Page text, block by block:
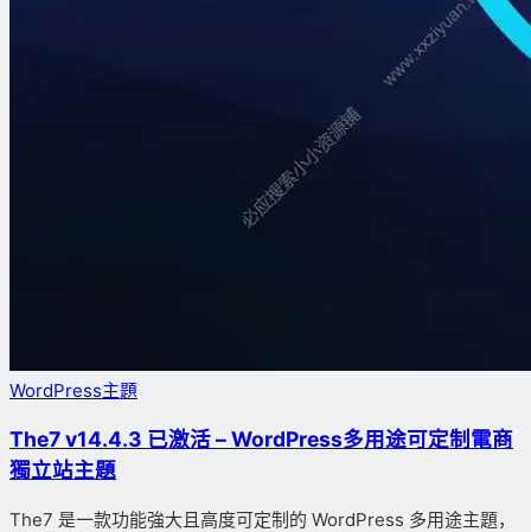
WordPress主題
The7 v14.4.3 已激活 – WordPress多用途可定制電商
獨立站主題
The7 是一款功能強大且高度可定制的 WordPress 多用途主題，